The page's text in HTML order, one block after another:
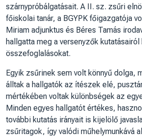
szárnypróbálgatásait. A II. sz. zsűri
főiskolai tanár, a BGYPK főigazgatója
Miriam adjunktus és Béres Tamás
hallgatta meg a versenyzők
összefoglalásokat.
Egyik zsűrinek sem volt könnyű dolga,
álltak a hallgatók az ítészek elé,
mértékében voltak különbségek az
Minden egyes hallgatót értékes,
további kutatás irányait is kijelölő
zsűritagok, így valódi műhelymunkává